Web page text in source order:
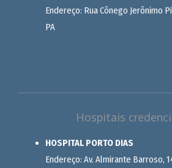
Endereço: Rua Cônego Jerônimo
PA
Hospitais
HOSPITAL PORTO DIAS
Endereço: Av. Almirante Barroso,